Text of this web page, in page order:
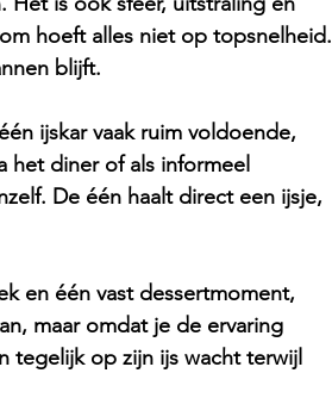
hoeft alles niet op topsnelheid.
blijft.
ijskar vaak ruim voldoende,
het diner of als informeel
De één haalt direct een ijsje,
en één vast dessertmoment,
maar omdat je de ervaring
tegelijk op zijn ijs wacht terwijl